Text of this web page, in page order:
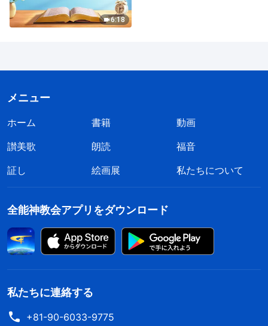
6:18
メニュー
ホーム 書籍
動画
讃美歌
朗読
福音
証し
絵画展 私たちについて
全能神教会アプリをダウンロード
私たちに連絡する
+81-90-6033-9775